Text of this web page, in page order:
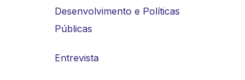
Desenvolvimento e Políticas
Públicas
Entrevista